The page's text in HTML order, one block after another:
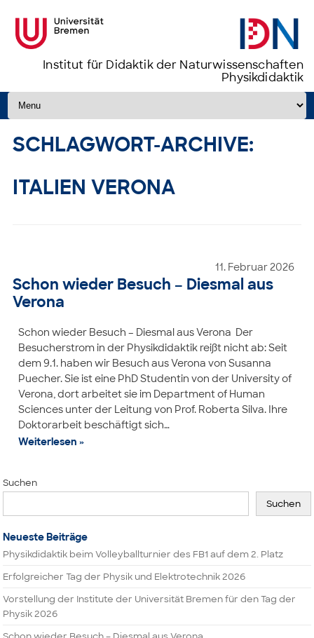
Institut für Didaktik der Naturwissenschaften
Physikdidaktik
Zum Inhalt springen
SCHLAGWORT-ARCHIVE:
ITALIEN VERONA
11. Februar 2026
Schon wieder Besuch – Diesmal aus
Verona
Schon wieder Besuch – Diesmal aus Verona Der
Besucherstrom in der Physikdidaktik reißt nicht ab: Seit
dem 9.1. haben wir Besuch aus Verona von Susanna
Puecher. Sie ist eine PhD Studentin von der University of
Verona, dort arbeitet sie im Department of Human
Sciences unter der Leitung von Prof. Roberta Silva. Ihre
Doktorarbeit beschäftigt sich…
Weiterlesen »
Suchen
Suchen
Neueste Beiträge
Physikdidaktik beim Volleyballturnier des FB1 auf dem 2. Platz
Erfolgreicher Tag der Physik und Elektrotechnik 2026
Vorstellung der Institute der Universität Bremen für den Tag der
Physik 2026